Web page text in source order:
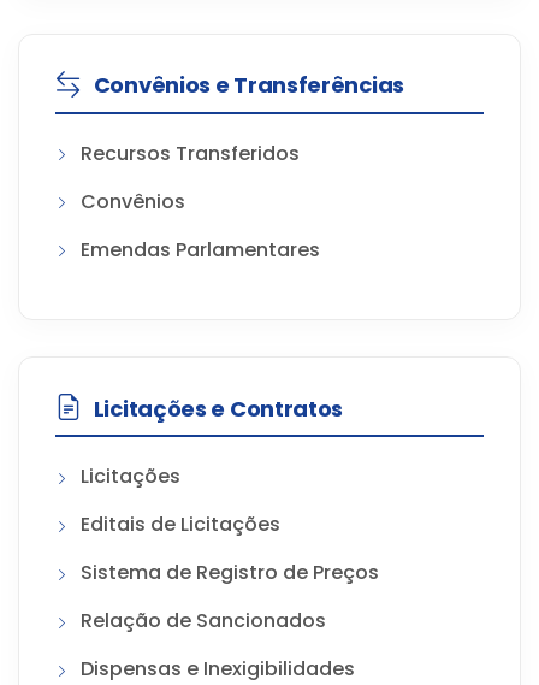
Convênios e Transferências
Recursos Transferidos
Convênios
Emendas Parlamentares
Licitações e Contratos
Licitações
Editais de Licitações
Sistema de Registro de Preços
Relação de Sancionados
Dispensas e Inexigibilidades